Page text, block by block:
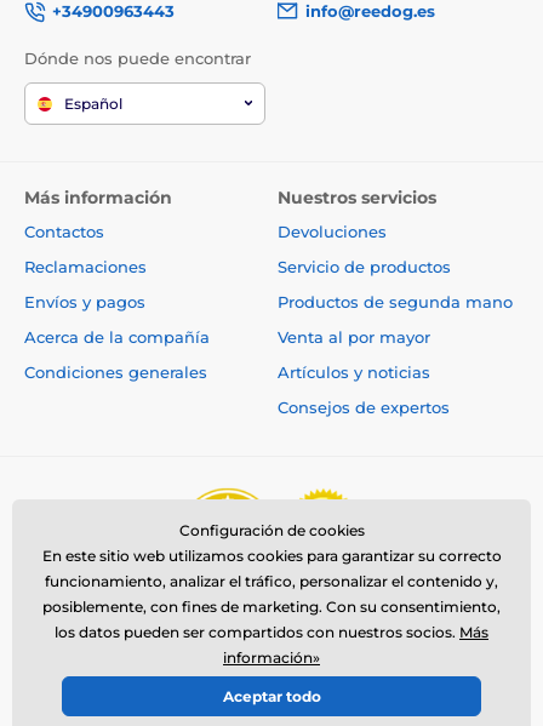
Para perros de tamaño mediano
Para perros grandes
+34900963443
info@reedog.es
Dónde nos puede encontrar
Español
Más información
Contactos
Reclamaciones
Envíos y pagos
Acerca de la compañía
Condiciones generales
Nuestros servicios
Devoluciones
Servicio de productos
Productos de segunda mano
Venta al por mayor
Artículos y noticias
Consejos de expertos
© 2026 www.reedog.es ⦁ Tienda electrónica creada por
Configuración de cookies
En este sitio web utilizamos cookies para garantizar su correcto
funcionamiento, analizar el tráfico, personalizar el contenido y,
posiblemente, con fines de marketing. Con su consentimiento,
los datos pueden ser compartidos con nuestros socios. Más
información»
Aceptar todo